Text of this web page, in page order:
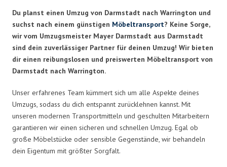
Du planst einen Umzug von Darmstadt nach Warrington und
suchst nach einem günstigen Möbeltransport? Keine Sorge,
wir vom Umzugsmeister Mayer Darmstadt aus Darmstadt
sind dein zuverlässiger Partner für deinen Umzug! Wir bieten
dir einen reibungslosen und preiswerten Möbeltransport von
Darmstadt nach Warrington.
Unser erfahrenes Team kümmert sich um alle Aspekte deines
Umzugs, sodass du dich entspannt zurücklehnen kannst. Mit
unseren modernen Transportmitteln und geschulten Mitarbeitern
garantieren wir einen sicheren und schnellen Umzug. Egal ob
große Möbelstücke oder sensible Gegenstände, wir behandeln
dein Eigentum mit größter Sorgfalt.